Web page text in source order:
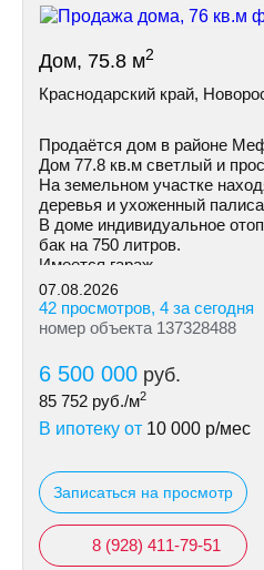
Дом, 75.8 м2
Краснодарский край,
Продаётся дом в районе
Дом 77.8 кв.м светлый и
На земельном участке
деревья и ухоженный
В доме индивидуальное
бак на 750 литров.
Имеется гараж.
07.08.2026
42 просмотров, 4 за сегодня
номер объекта 137328488
6 500 000 руб.
85 752 руб./м2
В ипотеку от 10 000 р/мес
Записаться на просмотр
8 (928) 411-79-51